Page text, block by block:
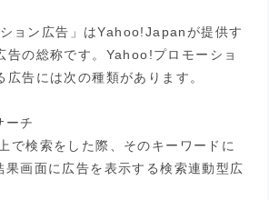
ョン広告」はYahoo!Japanが提供す
告の総称です。Yahoo!プロモーショ
広告には次の種類があります。
ーチ
で検索をした際、そのキーワードに
果画面に広告を表示する検索連動型広